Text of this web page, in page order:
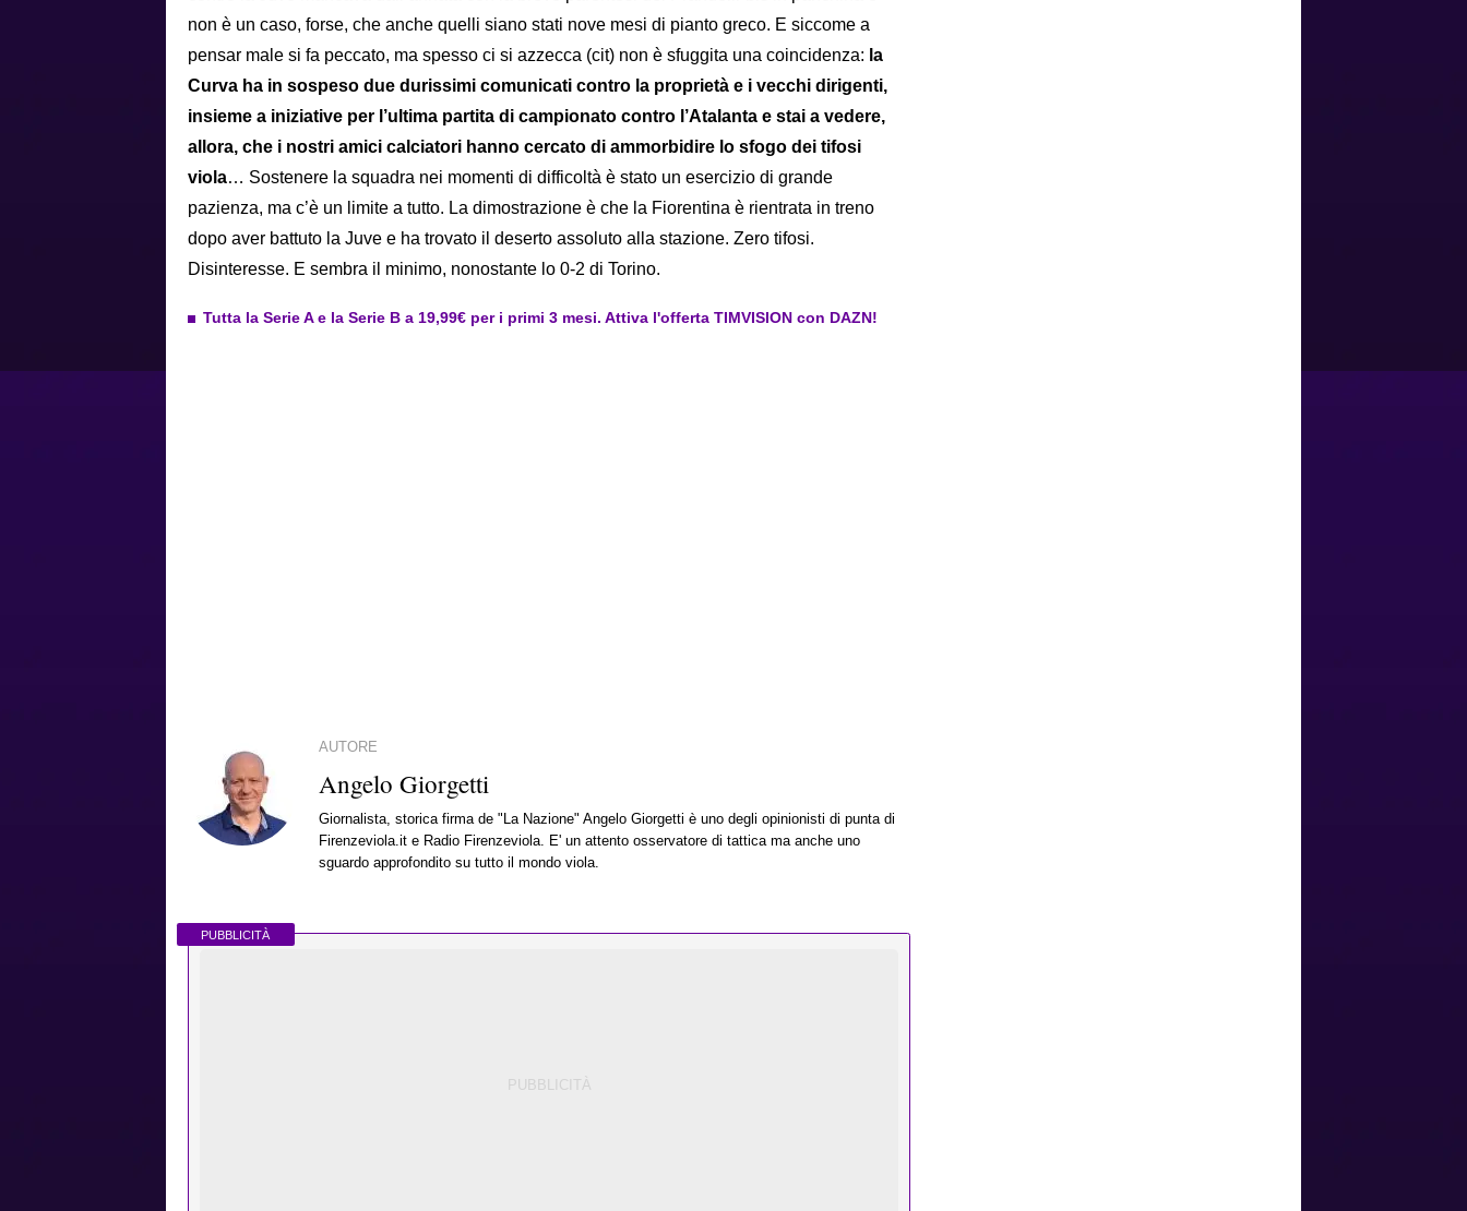
non è un caso, forse, che anche quelli siano stati nove mesi di pianto greco. E siccome a
pensar male si fa peccato, ma spesso ci si azzecca (cit) non è sfuggita una coincidenza: la
Curva ha in sospeso due durissimi comunicati contro la proprietà e i vecchi dirigenti,
insieme a iniziative per l’ultima partita di campionato contro l’Atalanta e stai a vedere,
allora, che i nostri amici calciatori hanno cercato di ammorbidire lo sfogo dei tifosi
viola… Sostenere la squadra nei momenti di difficoltà è stato un esercizio di grande
pazienza, ma c’è un limite a tutto. La dimostrazione è che la Fiorentina è rientrata in treno
dopo aver battuto la Juve e ha trovato il deserto assoluto alla stazione. Zero tifosi.
Disinteresse. E sembra il minimo, nonostante lo 0-2 di Torino.
Tutta la Serie A e la Serie B a 19,99€ per i primi 3 mesi. Attiva l'offerta TIMVISION con DAZN!
AUTORE
Angelo Giorgetti
Giornalista, storica firma de "La Nazione" Angelo Giorgetti è uno degli opinionisti di punta di
Firenzeviola.it e Radio Firenzeviola. E' un attento osservatore di tattica ma anche uno
sguardo approfondito su tutto il mondo viola.
PUBBLICITÀ